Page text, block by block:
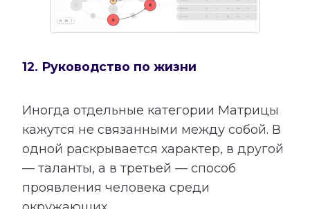
12. Руководство по жизни
Иногда отдельные категории Матрицы
кажутся не связанными между собой. В
одной раскрывается характер, в другой
— таланты, а в третьей — способ
проявления человека среди